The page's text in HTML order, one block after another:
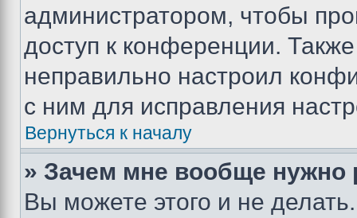
администратором, чтобы
доступ к конференции.
неправильно настроил
с ним для исправления
Вернуться к началу
» Зачем мне вообще нужно
Вы можете этого и не